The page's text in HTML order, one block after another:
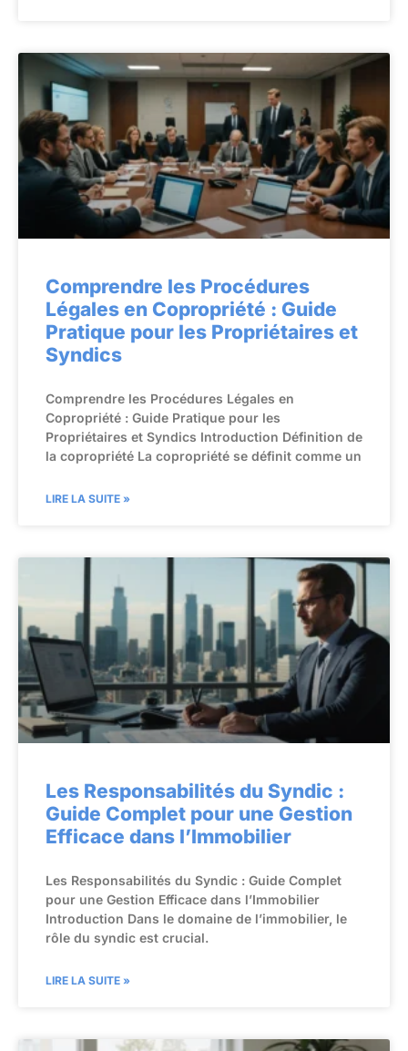
Comprendre les Procédures
Légales en Copropriété : Guide
Pratique pour les Propriétaires et
Syndics
Comprendre les Procédures Légales en
Copropriété : Guide Pratique pour les
Propriétaires et Syndics Introduction Définition de
la copropriété La copropriété se définit comme un
LIRE LA SUITE »
Les Responsabilités du Syndic :
Guide Complet pour une Gestion
Efficace dans l’Immobilier
Les Responsabilités du Syndic : Guide Complet
pour une Gestion Efficace dans l’Immobilier
Introduction Dans le domaine de l’immobilier, le
rôle du syndic est crucial.
LIRE LA SUITE »